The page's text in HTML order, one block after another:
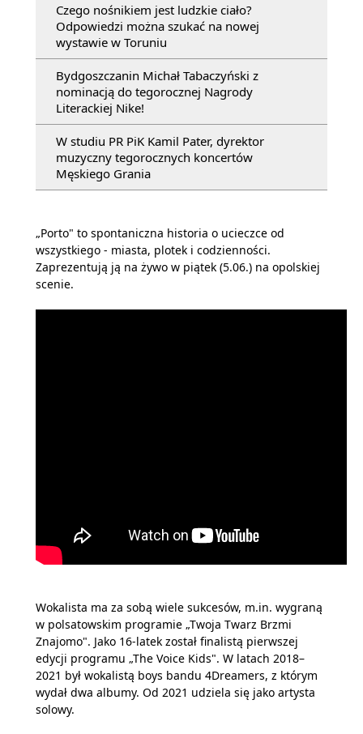
Czego nośnikiem jest ludzkie ciało?
Odpowiedzi można szukać na nowej
wystawie w Toruniu
Bydgoszczanin Michał Tabaczyński z
nominacją do tegorocznej Nagrody
Literackiej Nike!
W studiu PR PiK Kamil Pater, dyrektor
muzyczny tegorocznych koncertów
Męskiego Grania
„Porto" to spontaniczna historia o ucieczce od
wszystkiego - miasta, plotek i codzienności.
Zaprezentują ją na żywo w piątek (5.06.) na opolskiej
scenie.
Wokalista ma za sobą wiele sukcesów, m.in. wygraną
w polsatowskim programie „Twoja Twarz Brzmi
Znajomo". Jako 16-latek został finalistą pierwszej
edycji programu „The Voice Kids". W latach 2018–
2021 był wokalistą boys bandu 4Dreamers, z którym
wydał dwa albumy. Od 2021 udziela się jako artysta
solowy.